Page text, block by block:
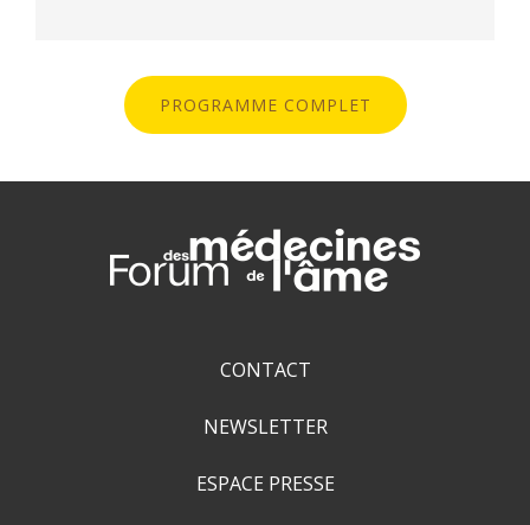
PROGRAMME COMPLET
CONTACT
NEWSLETTER
ESPACE PRESSE